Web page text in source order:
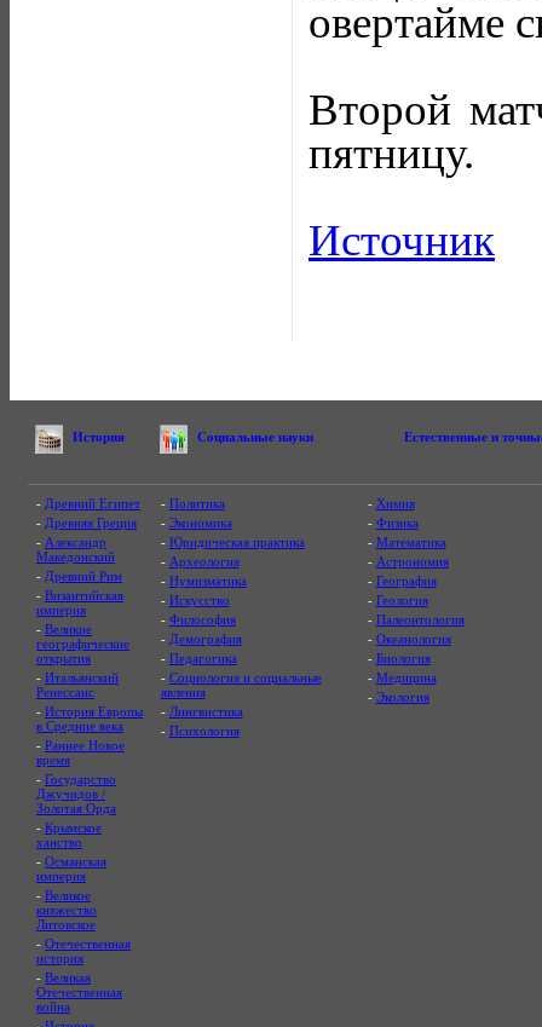
овертайме
Второй
пятницу.
Источник
История Социальные науки Естественные и
- Древний Египет
- Древняя Греция
- Александр
Македонский
- Древний Рим
- Византийская
империя
- Великие
географические
открытия
- Итальянский
Ренессанс
- История Европы
в Средние века
- Раннее Новое
время
- Государство
Джучидов /
Золотая Орда
- Крымское
ханство
- Османская
империя
- Великое
княжество
Литовское
- Отечественная
история
- Великая
Отечественная
война
- Политика
- Экономика
- Юридическая практика
- Археология
- Нумизматика
- Искусство
- Философия
- Демография
- Педагогика
- Социология и социальные
явления
- Лингвистика
- Психология
- Химия
- Физика
- Математика
- Астрономия
- География
- Геология
- Палеонтология
- Океанология
- Биология
- Медицина
- Экология